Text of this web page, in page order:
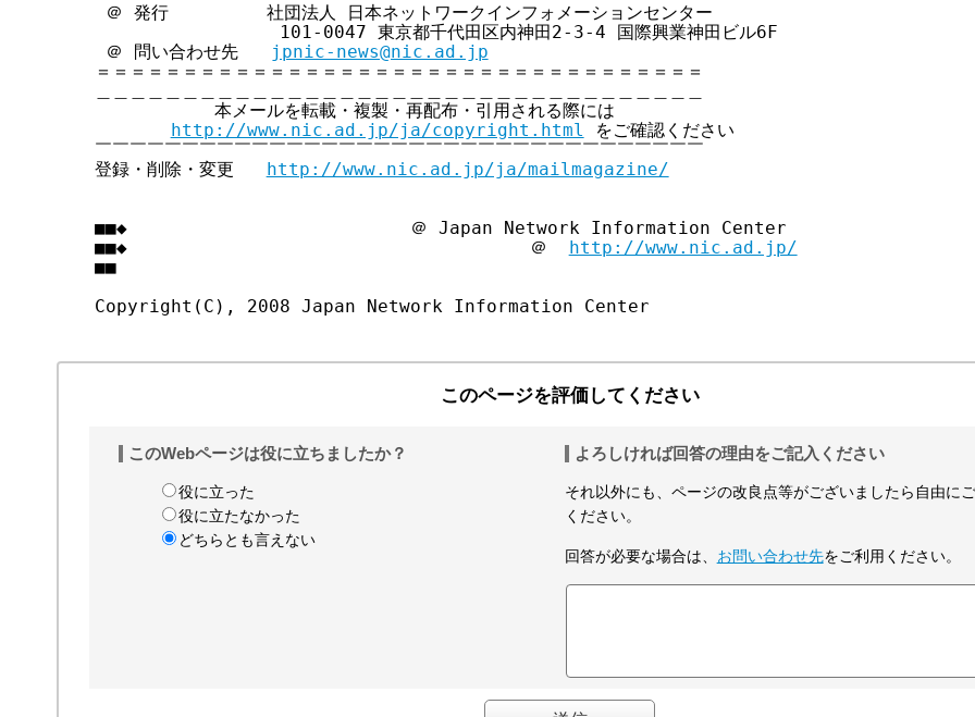
＠ 発行         社団法人 日本ネットワークインフォメーションセンター
                 101-0047 東京都千代田区内神田2-3-4 国際興業神田ビル6F
＠ 問い合わせ先
jpnic-news@nic.ad.jp
＝＝＝＝＝＝＝＝＝＝＝＝＝＝＝＝＝＝＝＝＝＝＝＝＝＝＝＝＝＝＝＝＝＝＝
           本メールを転載・複製・再配布・引用される際には
http://www.nic.ad.jp/ja/copyright.html をご確認ください
￣￣￣￣￣￣￣￣￣￣￣￣￣￣￣￣￣￣￣￣￣￣￣￣￣￣￣￣￣￣￣￣￣￣￣
登録・削除・変更 http://www.nic.ad.jp/ja/mailmagazine/
■■◆                          ＠ Japan Network Information Center
■■◆                                     ＠ http://www.nic.ad.jp/
■■
このページを評価してください
このWebページは役に立ちましたか？
役に立った
役に立たなかった
どちらとも言えない
よろしければ回答の理由をご記入ください
それ以外にも、ページの改良点等がございましたら自由に
ください。
回答が必要な場合は、 お問い合わせ先をご利用ください。